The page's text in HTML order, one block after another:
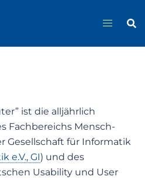
ist die alljährlich
Fachbereichs Mensch-
Gesellschaft für Informatik
e.V., GI) und des
Usability und User